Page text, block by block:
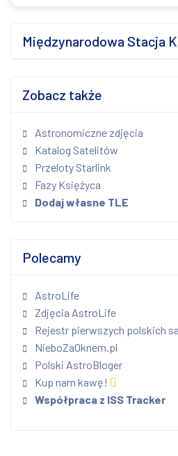
Międzynarodowa Stacja
Zobacz także
Astronomiczne zdjęcia
Katalog Satelitów
Przeloty Starlink
Fazy Księżyca
Dodaj własne TLE
Polecamy
AstroLife
Zdjęcia AstroLife
Rejestr pierwszych polskich
NieboZaOknem.pl
Polski AstroBloger
Kup nam kawę!
Współpraca z ISS Tracker